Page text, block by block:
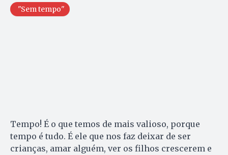
"Sem tempo"
Tempo! É o que temos de mais valioso, porque
tempo é tudo. É ele que nos faz deixar de ser
crianças, amar alguém, ver os filhos crescerem e